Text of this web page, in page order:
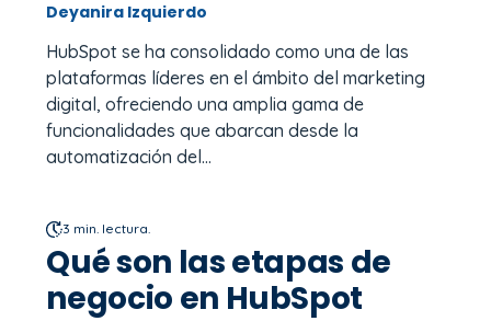
Deyanira Izquierdo
HubSpot se ha consolidado como una de las
plataformas líderes en el ámbito del marketing
digital, ofreciendo una amplia gama de
funcionalidades que abarcan desde la
automatización del...
3 min. lectura.
Qué son las etapas de
negocio en HubSpot